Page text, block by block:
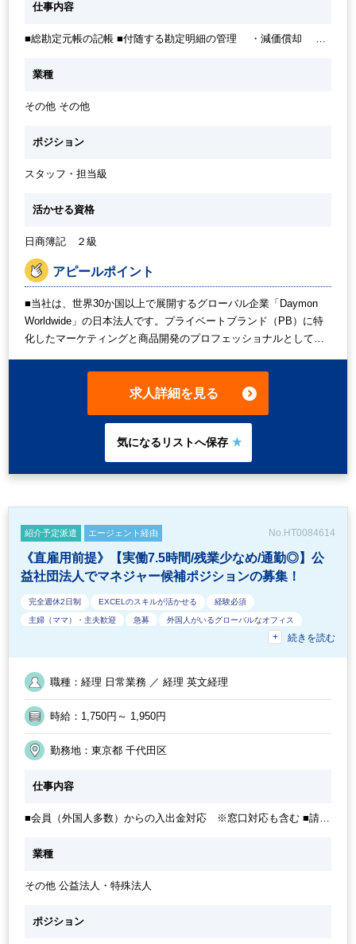
仕事内容
■総勘定元帳の記帳 ■付随する勘定明細の管理 ・減価償却 ・
表の明細を毎月 US にレポート ■ SAP ・新規ベンダーマスター
登録と情報管理 ・発注書発行 ■予算と予測作成のサポート ※上
業種
その他 その他
ポジション
スタッフ・担当級
活かせる資格
日商簿記 ２級
アピールポイント
■当社は、世界30か国以上で展開するグローバル企業「Daymon
Worldwide」の日本法人です。プライベートブランド（PB）に特
化したマーケティングと商品開発のプロフェッショナルとして、
手小売企業と連携し、消費者ニーズに合った魅力的な商品を世に
送り出してきました。商品企画からパッケージデザイン、売場提
全ての業務をお任せするのでは無く、徐々に業務をお任せいたし
ます。 将来的には上司の方の右腕として、積極的に海外のファイ
ナンスメンバーと協力を取って業務を遂行していくことができる
MTGがございますが発言の必要はありません。 日本法人では日本
人の方が殆どですが、2か月に1回海外メンバーも来社されるた
め、 英語のスキルアップを目指したい方にも魅力的な環境です◎
■働き方としては業務に慣れたら（1か月程度）週1回在宅勤務が可
能です。 退職金制度もあり腰を据えて長く働ける環境が整ってお
ります。 残業の想定としては、通常期は20時間未満、繁忙期も
20時間～30時間ほどです。 ※7月にSAPを導入したため現在は少
です。 日系と外資系の良いとこ取りで、皆さま穏やかでサポート
精神が高い方が多く、適度にコミュニケーションも取り合う風通
しの良い環境です。
求人詳細を見る
紹介予定派遣 エージェント経由 No.HT0084614
《直雇用前提》【実働7.5時間/残業少なめ/通勤◎】公
益社団法人でマネジャー候補ポジションの募集！
完全週休2日制 EXCELのスキルが活かせる 経験必須
主婦（ママ）・主夫歓迎 急募 外国人がいるグローバルなオフィス
派遣スタッフ活躍中 社会保険制度あり 9時30分出社OK 少人数の職場
残業少なめ
英語力を活かす
経理主担当 交通費支給 朝遅め
続きを読む
職種：経理 日常業務 ／ 経理 英文経理
時給：1,750円～ 1,950円
勤務地：東京都 千代田区
仕事内容
■会員（外国人多数）からの入出金対応 ※窓口対応も含む ■請求
現金管理 ■決算関連データの作成 ■税理士事務所対応 ■役員会用
月次報告資料作成 ■その他付随する業務
業種
その他 公益法人・特殊法人
ポジション